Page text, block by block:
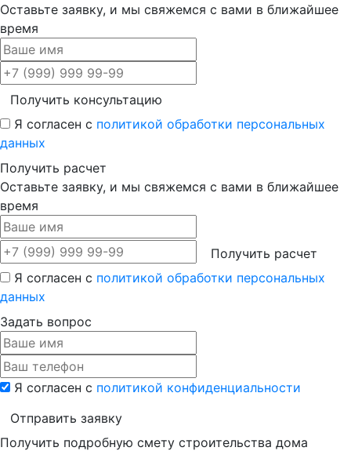
Оставьте заявку, и мы свяжемся с вами в ближайшее
время
Получить консультацию
Я согласен с политикой обработки персональных
данных
Получить расчет
Оставьте заявку, и мы свяжемся с вами в ближайшее
время
Получить расчет
Я согласен с политикой обработки персональных
данных
Задать вопрос
Я согласен с политикой конфиденциальности
Отправить заявку
Получить подробную смету строительства дома